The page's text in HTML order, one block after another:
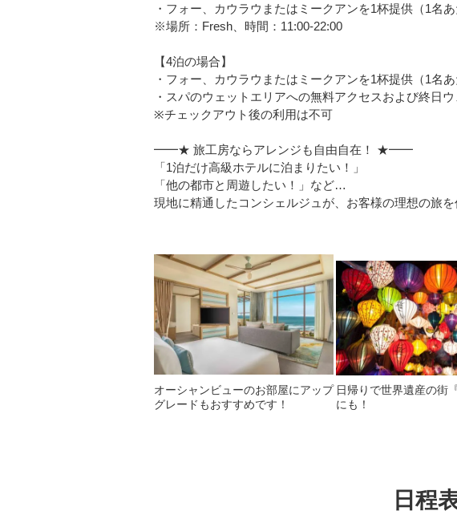
・フォー、カウラウまたはミークアンを1杯提供（1名あ
※場所：Fresh、時間：11:00-22:00
【4泊の場合】
・フォー、カウラウまたはミークアンを1杯提供（1名あ
・スパのウェットエリアへの無料アクセスおよび終日
※チェックアウト後の利用は不可
━━★ 旅工房ならアレンジも自由自在！ ★━━
「1泊だけ高級ホテルに泊まりたい！」
「他の都市と周遊したい！」など…
現地に精通したコンシェルジュが、お客様の理想の旅
オーシャンビューのお部屋にアップ
グレードもおすすめです！
日帰りで世界遺産の街
にも！
日程